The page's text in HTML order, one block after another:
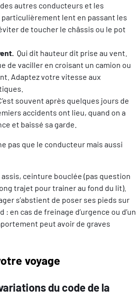
autres conducteurs et les
particulièrement lent en passant les
de toucher le châssis ou le pot
Qui dit hauteur dit prise au vent.
de vaciller en croisant un camion ou
Adaptez votre vitesse aux
souvent après quelques jours de
accidents ont lieu, quand on a
et baissé sa garde.
pas que le conducteur mais aussi
ceinture bouclée (pas question
trajet pour trainer au fond du lit).
s’abstient de poser ses pieds sur
: en cas de freinage d’urgence ou d’un
peut avoir de graves
voyage
du code de la